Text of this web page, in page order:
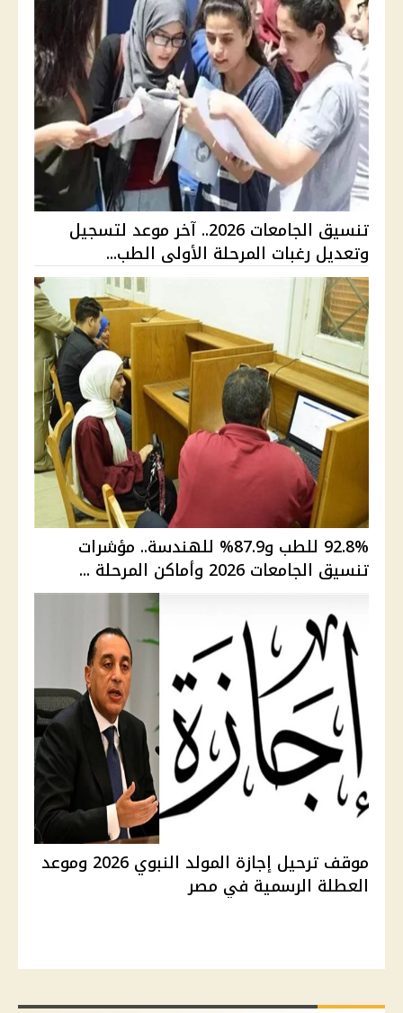
تنسيق الجامعات 2026.. آخر موعد لتسجيل
وتعديل رغبات المرحلة الأولى الطب...
92.8% للطب و87.9% للهندسة.. مؤشرات
تنسيق الجامعات 2026 وأماكن المرحلة ...
موقف ترحيل إجازة المولد النبوي 2026 وموعد
العطلة الرسمية في مصر